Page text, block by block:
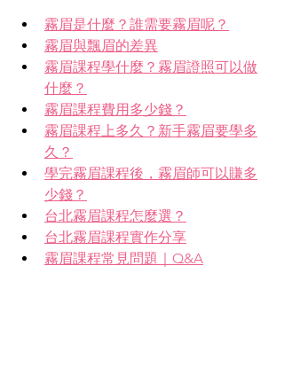
霧眉是什麼？誰需要霧眉呢？
霧眉與飄眉的差異
霧眉課程學什麼？ 霧眉證照可以做
什麼？
霧眉課程費用多少錢？
霧眉課程上多久？ 新手霧眉要學多
久？
學完霧眉課程後，霧眉師可以賺多
少錢？
台北霧眉課程怎麼選？
台北霧眉課程實作分享
霧眉課程常見問題 ｜Q&A